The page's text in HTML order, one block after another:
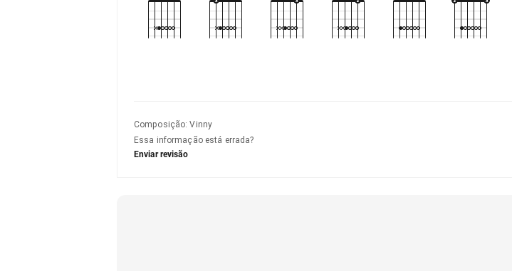
Composição:Vinny
Essa informação está errada?
Enviar revisão